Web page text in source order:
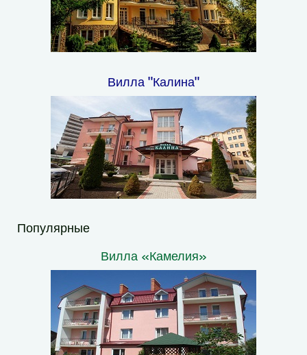
Вилла "Калина"
Популярные
Вилла «Камелия»